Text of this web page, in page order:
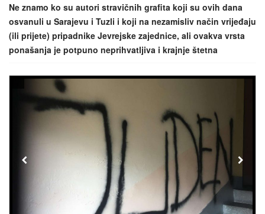
g
a
t
i
n
a
n
Ne znamo ko su autori stravičnih grafita koji su ovih dana
osvanuli u Sarajevu i Tuzli i koji na nezamisliv način vrijeđaju
(ili prijete) pripadnike Jevrejske zajednice, ali ovakva vrsta
ponašanja je potpuno neprihvatljiva i krajnje štetna